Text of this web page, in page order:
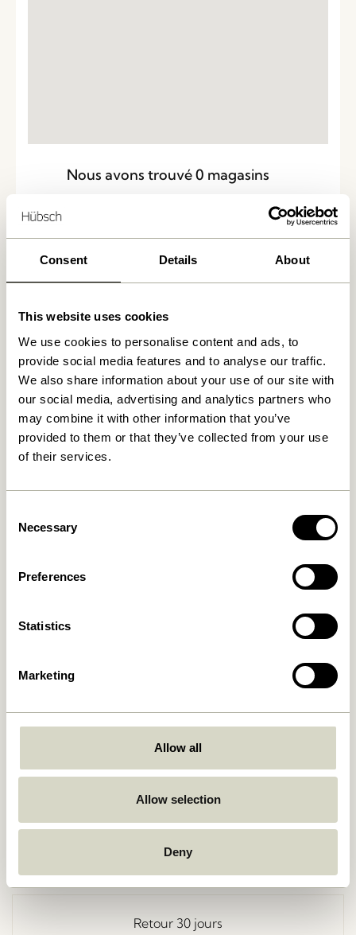
Consent Details About
This website uses cookies
We use cookies to personalise content and ads, to
provide social media features and to analyse our traffic.
We also share information about your use of our site with
our social media, advertising and analytics partners who
may combine it with other information that you’ve
provided to them or that they’ve collected from your use
of their services.
Selection
Necessary
Preferences
Statistics
Marketing
Allow all
Allow selection
Deny
Nous avons trouvé0 magasins
Livraison gratuite à partir de
Livraison 1-4 jours ouvrables
Retour 30 jours